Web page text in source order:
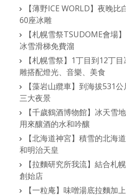
【薄野ICE WORLD】夜晚
60座冰雕
【札幌雪祭TSUDOME會場
冰雪滑梯免費溜
【札幌雪祭】1丁目到12丁
雕搭配燈光、音樂、美食
【藻岩山纜車】到海拔531
三大夜景
【千歲鶴酒博物館】冰天
用來釀酒的水和吟釀
【北海道神宮】積雪的北
和明治天皇
【拉麵研究所我流】結合
創始店
【一粒庵】味噌湯底拉麵